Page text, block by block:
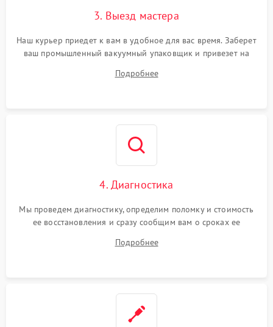
3. Выезд мастера
Наш курьер приедет к вам в удобное для вас время. Заберет
ваш промышленный вакуумный упаковщик и привезет на
Подробнее
4. Диагностика
Мы проведем диагностику, определим поломку и стоимость
ее восстановления и сразу сообщим вам о сроках ее
Подробнее